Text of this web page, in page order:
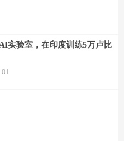
实验室，在印度训练5万卢比